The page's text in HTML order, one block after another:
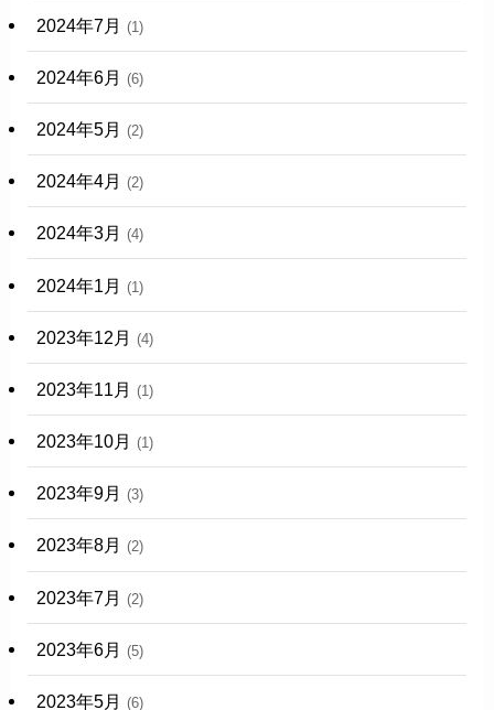
2024年7月 (1)
2024年6月 (6)
2024年5月 (2)
2024年4月 (2)
2024年3月 (4)
2024年1月 (1)
2023年12月 (4)
2023年11月 (1)
2023年10月 (1)
2023年9月 (3)
2023年8月 (2)
2023年7月 (2)
2023年6月 (5)
2023年5月 (6)